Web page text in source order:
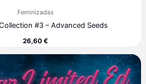
Feminizadas
#3 – Advanced Seeds
26,60€